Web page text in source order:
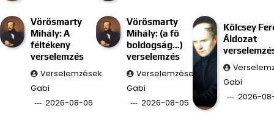
Vörösmarty
Mihály: A
féltékeny
verselemzés
Verselemzések
Gabi
2026-08-06
Vörösmarty
Mihály: (a fő
boldogság…)
verselemzés
Verselemzések
Gabi
2026-08-05
Kölcsey
Áldozat
Gabi
2026-